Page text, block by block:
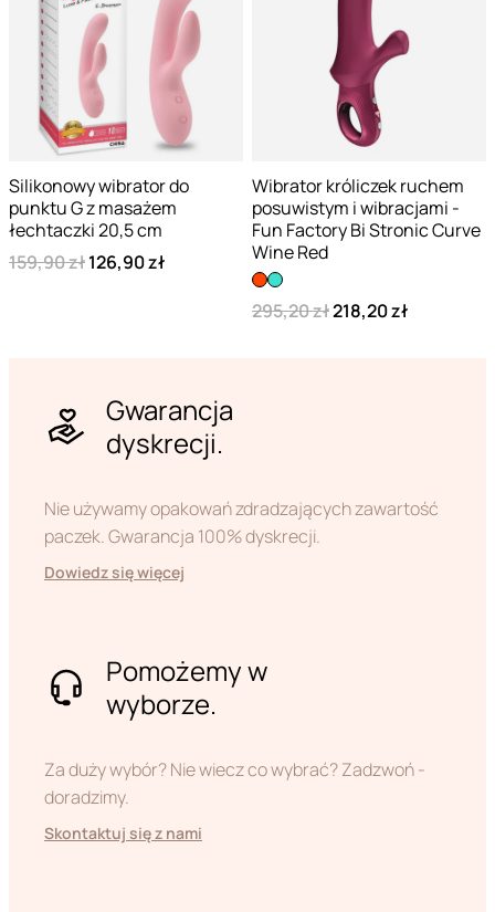
Silikonowy wibrator do
punktu G z masażem
łechtaczki 20,5 cm
159,90 zł126,90 zł
Wibrator króliczek ruchem
posuwistym i wibracjami -
Fun Factory Bi Stronic Curve
Wine Red
295,20 zł218,20 zł
Gwarancja
dyskrecji.
Nie używamy opakowań zdradzających zawartość
paczek. Gwarancja 100% dyskrecji.
Dowiedz się więcej
Pomożemy w
wyborze.
Za duży wybór? Nie wiecz co wybrać? Zadzwoń -
doradzimy.
Skontaktuj się z nami